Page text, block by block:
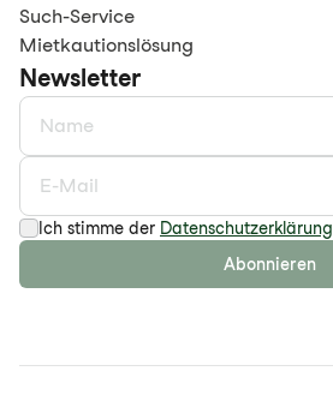
Such-Service
Mietkautionslösung
Newsletter
Ich stimme der Datenschutzerklärung
Abonnieren